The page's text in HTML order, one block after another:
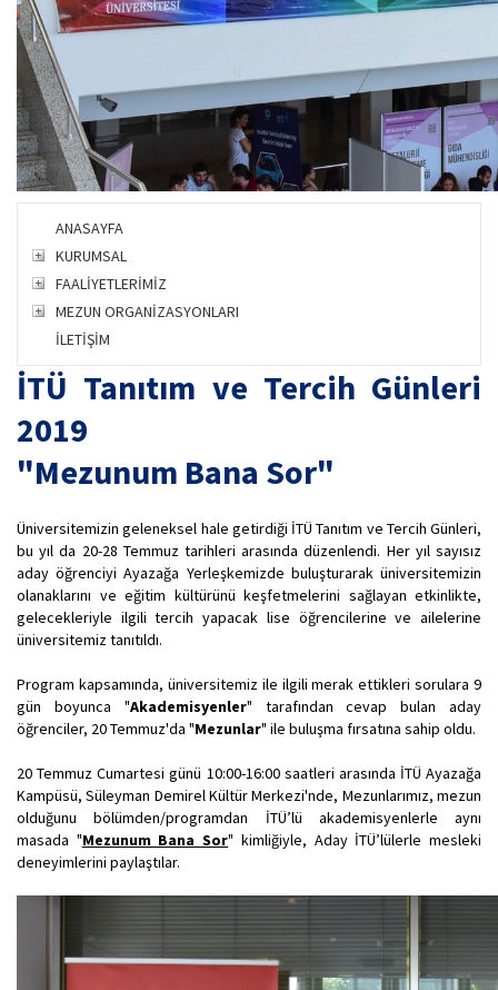
ANASAYFA
KURUMSAL
FAALİYETLERİMİZ
MEZUN ORGANİZASYONLARI
İLETİŞİM
İTÜ Tanıtım ve Tercih Günleri
2019
"Mezunum Bana Sor"
Üniversitemizin geleneksel hale getirdiği İTÜ Tanıtım ve Tercih Günleri,
bu yıl da 20-28 Temmuz tarihleri arasında düzenlendi. Her yıl sayısız
aday öğrenciyi Ayazağa Yerleşkemizde buluşturarak üniversitemizin
olanaklarını ve eğitim kültürünü keşfetmelerini sağlayan etkinlikte,
gelecekleriyle ilgili tercih yapacak lise öğrencilerine ve ailelerine
üniversitemiz tanıtıldı.
Program kapsamında, üniversitemiz ile ilgili merak ettikleri sorulara 9
gün boyunca "Akademisyenler" tarafından cevap bulan aday
öğrenciler, 20 Temmuz'da "Mezunlar" ile buluşma fırsatına sahip oldu.
20 Temmuz Cumartesi günü 10:00-16:00 saatleri arasında İTÜ Ayazağa
Kampüsü, Süleyman Demirel Kültür Merkezi'nde, Mezunlarımız, mezun
olduğunu bölümden/programdan İTÜ’lü akademisyenlerle aynı
masada "Mezunum Bana Sor" kimliğiyle, Aday İTÜ’lülerle mesleki
deneyimlerini paylaştılar.